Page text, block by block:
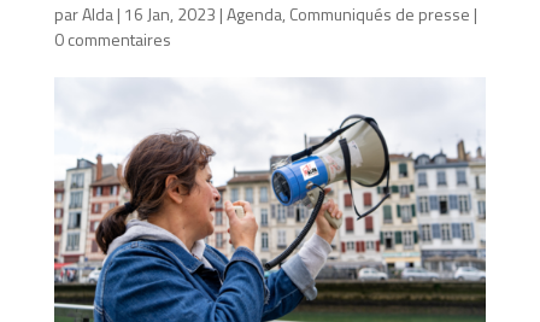
parAlda| 16 Jan, 2023 |Agenda, Communiqués de presse |
0 commentaires